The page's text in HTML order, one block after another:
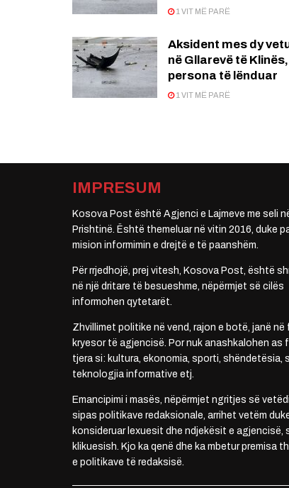
1 VIT MË PARË
Aksident mes dy
në Gllarevë të
persona të lënduar
1 VIT MË PARË
IMPRESUM
Kosova Post është Agjenci e Lajmeve me seli
Prishtinë. Është themeluar në vitin 2016, duke
mision informimin e drejtë e të paanshëm.
Për rrjedhojë, prej vitesh, Kosova Post, është
në një dritare të besueshme, nëpërmjet së cilës
informohen qytetarët.
Zhvillimet politike në vend, rajon e botë, janë në
kryesor të agjencisë. Por nuk anashkalohen as
tjera si: kultura, ekonomia, sporti, shëndetësia,
teknologjia informative etj.
Emancipimi i masës, nëpërmjet ngritjes së
sipas politikave redaksionale, arrihet vetëm
konsideruar lexuesit dhe ndjekësit e agjencisë,
klikuesish. Kjo ka qenë dhe ka mbetur premisa
e politikave të redaksisë.